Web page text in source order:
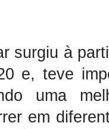
surgiu à
e, teve
uma
em